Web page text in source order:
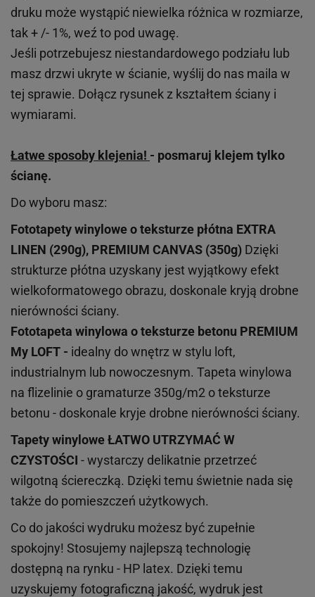
druku może wystąpić niewielka różnica w rozmiarze,
tak + /- 1%, weź to pod uwagę.
Jeśli potrzebujesz niestandardowego podziału lub
masz drzwi ukryte w ścianie, wyślij do nas maila w
tej sprawie. Dołącz rysunek z kształtem ściany i
wymiarami.
Łatwe sposoby klejenia! - posmaruj klejem tylko
ścianę.
Do wyboru masz:
Fototapety winylowe oteksturze płótna EXTRA
LINEN (290g), PREMIUM CANVAS (350g) Dzięki
strukturze płótna uzyskany jest wyjątkowy efekt
wielkoformatowego obrazu, doskonale kryją drobne
nierówności ściany.
Fototapeta winylowa oteksturze betonu PREMIUM
My LOFT - idealny do wnętrz w stylu loft,
industrialnym lub nowoczesnym. Tapeta winylowa
na flizelinie o gramaturze 350g/m2 o teksturze
betonu - doskonale kryje drobne nierówności ściany.
Tapety winyloweŁATWO UTRZYMAĆ W
CZYSTOŚCI - wystarczy delikatnie przetrzeć
wilgotną ściereczką. Dzięki temu świetnie nada się
także do pomieszczeń użytkowych.
Co do jakości wydruku możesz być zupełnie
spokojny! Stosujemy najlepszą technologię
dostępną na rynku - HP latex. Dzięki temu
uzyskujemy fotograficzną jakość, wydruk jest